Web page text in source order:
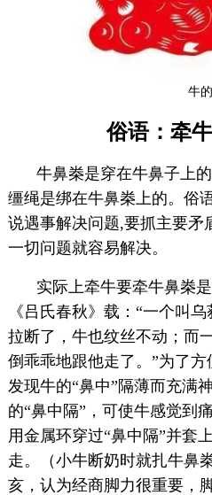
牛
俗语：牵
牛鼻桊是穿在牛鼻子上
缰绳是绑在牛鼻桊上的。俗
说遇事解决问题,要抓主要矛
一切问题就容易解决。
实际上牵牛要牵牛鼻桊
《吕氏春秋》载：“一个叫
拉断了，牛也纹丝不动；而
倒乖乖地跟他走了。”为了
发现牛的“鼻中”隔薄而充满
的“鼻中隔”，可使牛感觉到
用金属环穿过“鼻中隔”并套
走。（小牛断奶时就扎牛鼻
亥，认为经商脚力很重要，